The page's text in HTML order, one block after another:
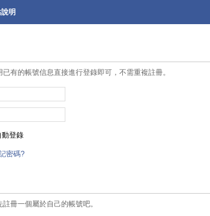
明
有的帳號信息直接進行登錄即可，不需重複註冊。
動登錄
密碼?
冊一個屬於自己的帳號吧。